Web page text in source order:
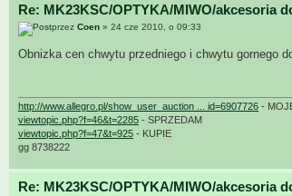
Re: MK23KSC/OPTYKA/MIWO/akcesoria
przez Coen » 24 cze 2010, o 09:33
Obnizka cen chwytu przedniego i chwytu gornego
http://www.allegro.pl/show_user_auction ... id=6907726 -
viewtopic.php?f=46&t=2285 - SPRZEDAM
viewtopic.php?f=47&t=925 - KUPIE
gg 8738222
Re: MK23KSC/OPTYKA/MIWO/akcesoria